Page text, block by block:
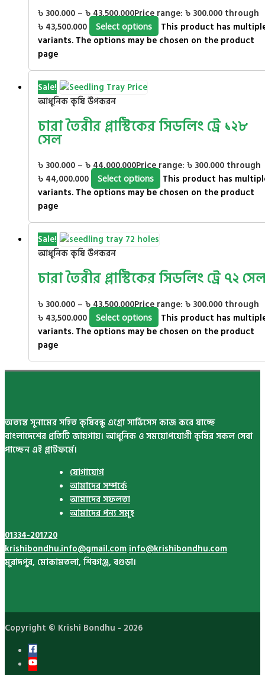
৳ 300.000 – ৳43,500.000Price range: ৳ 300.000 through
৳ 43,500.000
Select options
This product has
variants. The options may be chosen on the product
page
Sale!
আধুনিক কৃষি উপকরন
চারা তৈরীর প্লাস্টিকের সিডলিং ট্রে ১২৮
সেল
৳ 300.000 – ৳44,000.000Price range: ৳ 300.000 through
৳ 44,000.000
Select options
This product has
variants. The options may be chosen on the product
page
Sale!
আধুনিক কৃষি উপকরন
চারা তৈরীর প্লাস্টিকের সিডলিং ট্রে ৭২
৳ 300.000 – ৳43,500.000Price range: ৳ 300.000 through
৳ 43,500.000
Select options
This product has
variants. The options may be chosen on the product
page
অত্যন্ত সুনামের সহিত কৃষিবন্ধু এগ্রো সার্ভিসেস কাজ করে যাচ্ছে
বাংলাদেশের প্রতিটি জায়গায়। আধুনিক ও সময়োপযোগী কৃষির সকল সেবা
পাচ্ছেন এই প্লাটফর্মে।
যোগাযোগ
আমাদের সম্পর্কে
আমাদের সফলতা
আমাদের পন্য সমূহ
01334-201720
krishibondhu.info@gmail.cominfo@krishibondhu.com
মুরাদপুর, মোকামতলা, শিবগঞ্জ, বগুড়া।
Copyright © Krishi Bondhu - 2026